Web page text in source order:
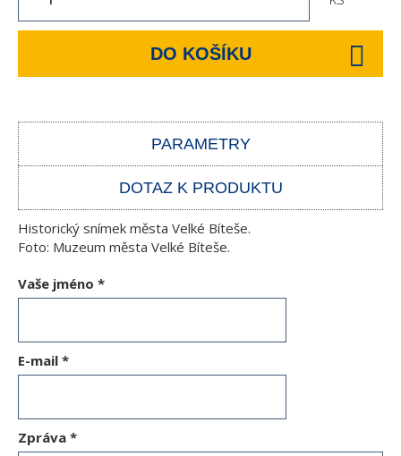
DO KOŠÍKU
PARAMETRY
DOTAZ K PRODUKTU
Historický snímek města Velké Bíteše.
Foto: Muzeum města Velké Bíteše.
Vaše jméno *
E-mail *
Zpráva *